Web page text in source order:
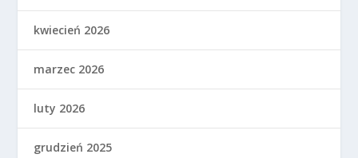
kwiecień 2026
marzec 2026
luty 2026
grudzień 2025